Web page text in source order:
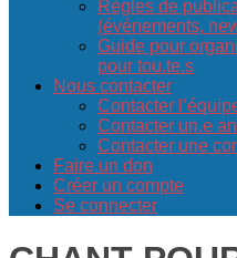
Règles de
(événements,
Guide pour
pour tou.te.s
Nous contacter
Contacter
Contacter un.e
Contacter une
Faire un don
Créer un compte
Se connecter